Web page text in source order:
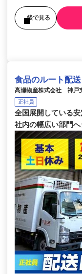
後で見る
食品のルート配
高瀬物産株式会社 神戸
正社員
全国展開している
社内の幅広い部門